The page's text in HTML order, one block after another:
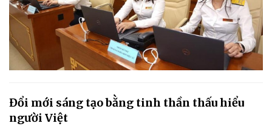
Đổi mới sáng tạo bằng tinh thần thấu hiểu
người Việt